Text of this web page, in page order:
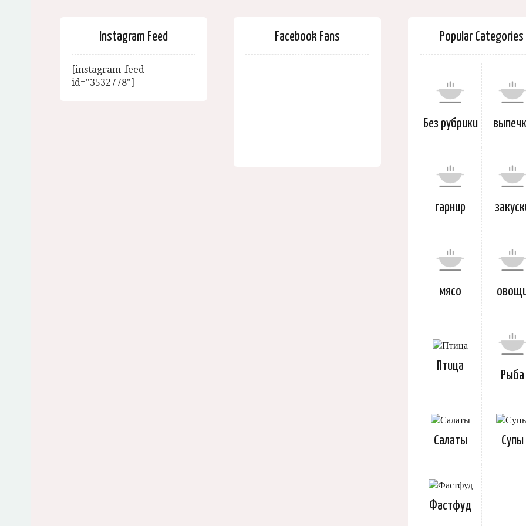
Instagram Feed
[instagram-feed
id="3532778"]
Facebook Fans Popular Categories
Без рубрики
гарнир
мясо
Птица
Рыба
Салаты Супы
Фастфуд